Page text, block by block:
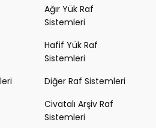
Ağır Yük Raf
Sistemleri
Hafif Yük Raf
Sistemleri
Diğer Raf Sistemleri
Civatalı Arşiv Raf
Sistemleri